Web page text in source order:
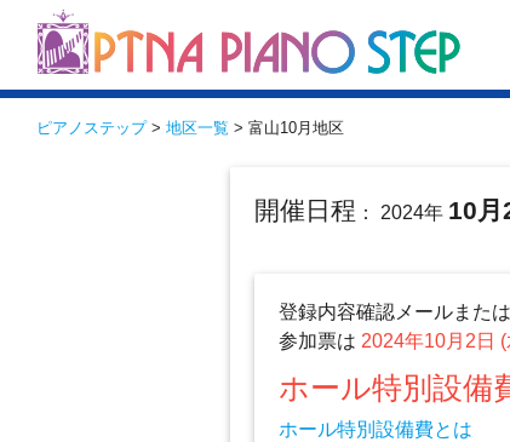
ピアノステップ> 地区一覧 > 富山10月地区
開催日程 ： 2024年 10月
登録内容確認メールまた
参加票は 2024年10月2日
ホール特別設備
ホール特別設備費とは